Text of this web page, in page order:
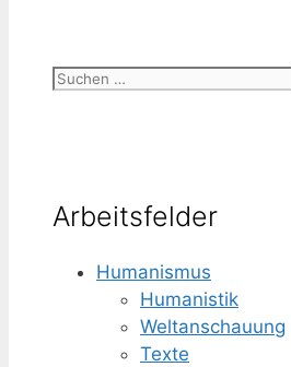
Suchen
Arbeitsfelder
Humanismus
Humanistik
Weltanschauung
Texte